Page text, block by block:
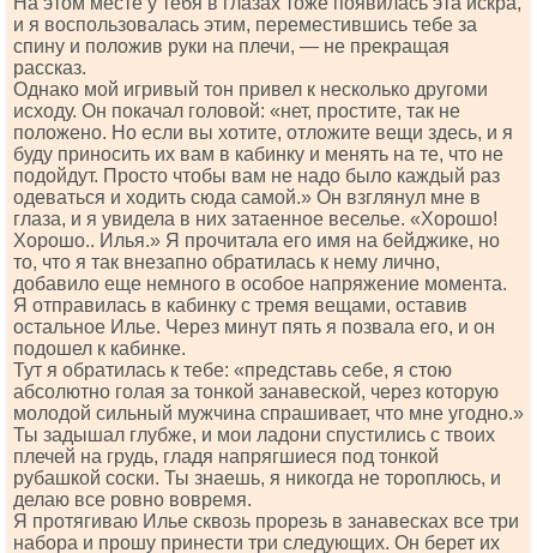
и я воспользовалась этим, переместившись тебе за
спину и положив руки на плечи, — не прекращая
рассказ.
Однако мой игривый тон привел к несколько другоми
исходу. Он покачал головой: «нет, простите, так не
положено. Но если вы хотите, отложите вещи здесь, и я
буду приносить их вам в кабинку и менять на те, что не
подойдут. Просто чтобы вам не надо было каждый раз
одеваться и ходить сюда самой.» Он взглянул мне в
глаза, и я увидела в них затаенное веселье. «Хорошо!
Хорошо.. Илья.» Я прочитала его имя на бейджике, но
то, что я так внезапно обратилась к нему лично,
добавило еще немного в особое напряжение момента.
Я отправилась в кабинку с тремя вещами, оставив
остальное Илье. Через минут пять я позвала его, и он
подошел к кабинке.
Тут я обратилась к тебе: «представь себе, я стою
абсолютно голая за тонкой занавеской, через которую
молодой сильный мужчина спрашивает, что мне угодно.»
Ты задышал глубже, и мои ладони спустились с твоих
плечей на грудь, гладя напрягшиеся под тонкой
рубашкой соски. Ты знаешь, я никогда не тороплюсь, и
делаю все ровно вовремя.
Я протягиваю Илье сквозь прорезь в занавесках все три
набора и прошу принести три следующих. Он берет их